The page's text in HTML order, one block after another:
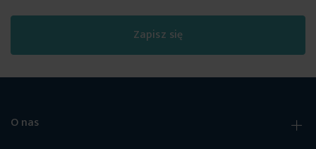
Zapisz się
O nas